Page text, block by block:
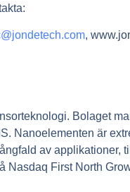
,
Bolaget
Nanoelementen är
av
Nasdaq First North